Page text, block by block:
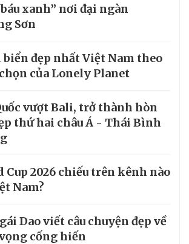
xanh” nơi đại ngàn
Sơn
biển đẹp nhất Việt Nam theo
của Lonely Planet
vượt Bali, trở thành hòn
thứ hai châu Á - Thái Bình
Cup 2026 chiếu trên kênh nào
Nam?
Dao viết câu chuyện đẹp về
cống hiến